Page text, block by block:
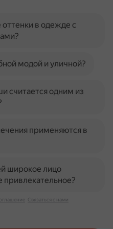
оттенки в одежде с
модой и уличной?
считается одним из
применяются в
широкое лицо
привлекательное?
Связаться с нами